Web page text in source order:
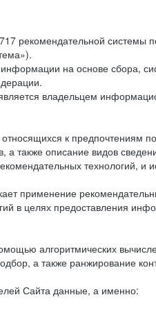
рекомендательной системы
на основе сбора,
владельцем
к предпочтениям
также описание видов
технологий, и
применение
в целях предоставления
алгоритмических
а также ранжирование
Сайта данные, а именно: